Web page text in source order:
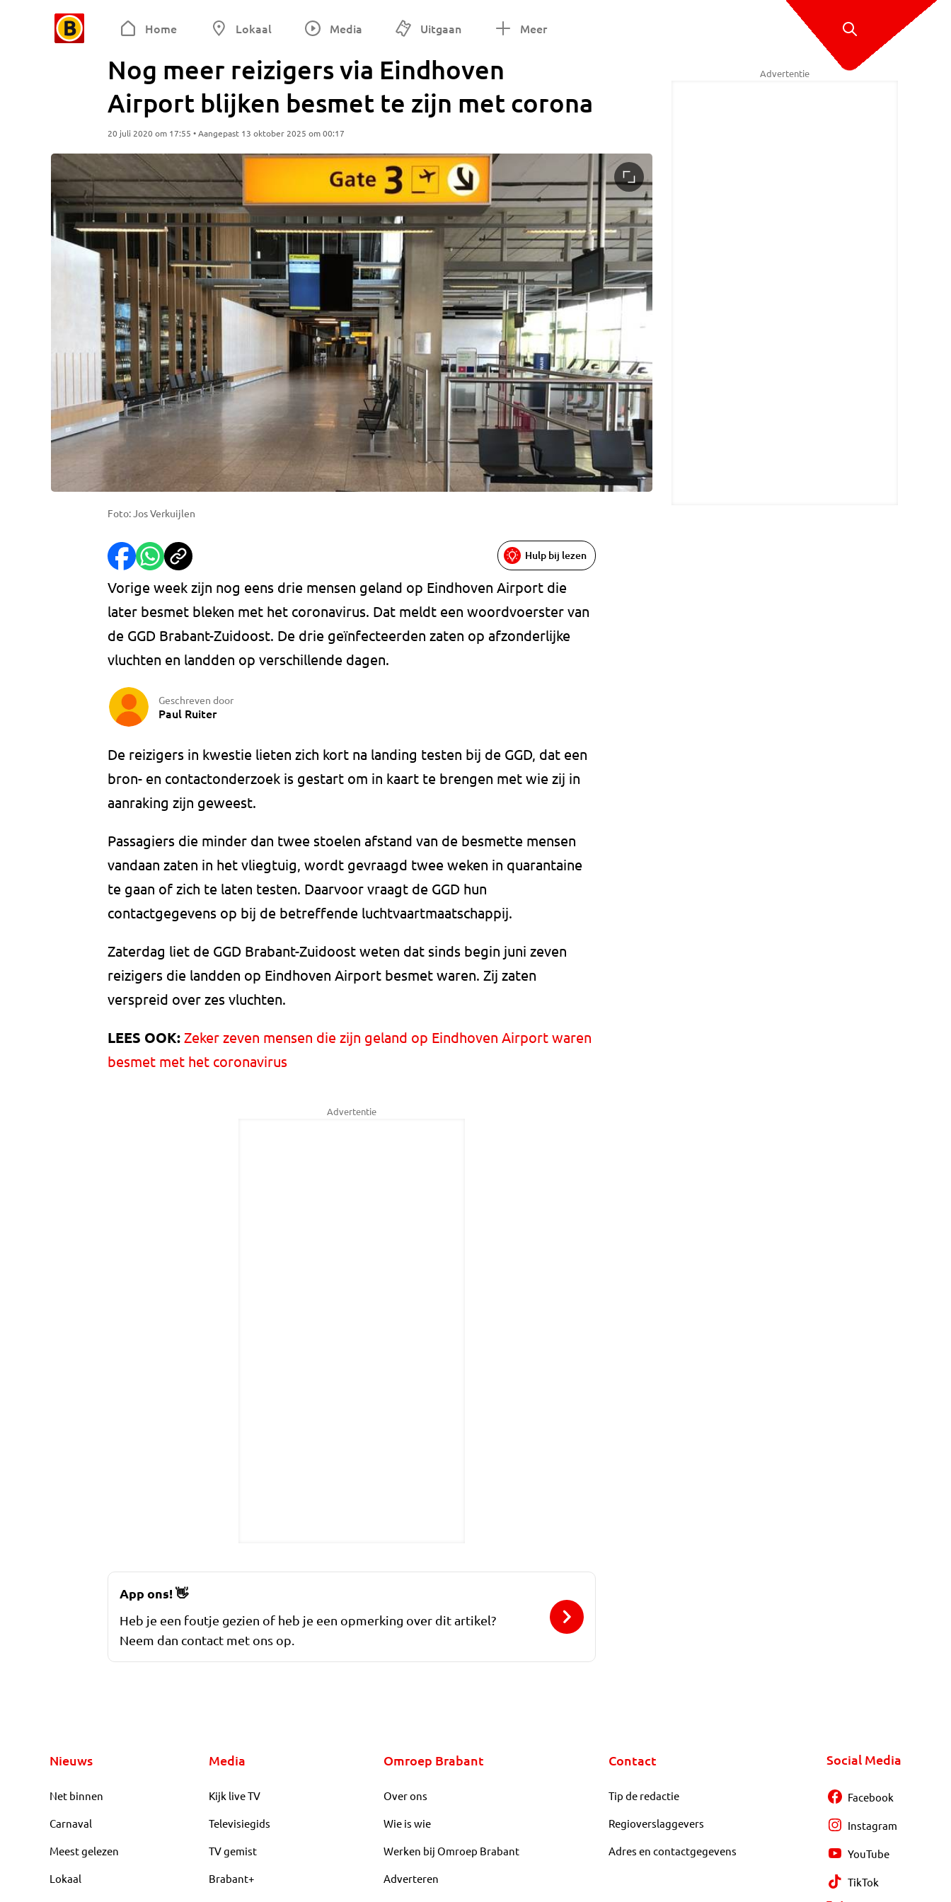
Home Lokaal Media Uitgaan Meer
Nog meer reizigers via Eindhoven
Airport blijken besmet te zijn met corona
20 juli 2020 om 17:55 • Aangepast 13 oktober 2025 om 00:17
Foto: Jos Verkuijlen
Hulp bij lezen
Vorige week zijn nog eens drie mensen geland op Eindhoven Airport die
later besmet bleken met het coronavirus. Dat meldt een woordvoerster van
de GGD Brabant-Zuidoost. De drie geïnfecteerden zaten op afzonderlijke
vluchten en landden op verschillende dagen.
Geschreven door
Paul Ruiter
De reizigers in kwestie lieten zich kort na landing testen bij de GGD, dat een
bron- en contactonderzoek is gestart om in kaart te brengen met wie zij in
aanraking zijn geweest.
Passagiers die minder dan twee stoelen afstand van de besmette mensen
vandaan zaten in het vliegtuig, wordt gevraagd twee weken in quarantaine
te gaan of zich te laten testen. Daarvoor vraagt de GGD hun
contactgegevens op bij de betreffende luchtvaartmaatschappij.
Zaterdag liet de GGD Brabant-Zuidoost weten dat sinds begin juni zeven
reizigers die landden op Eindhoven Airport besmet waren. Zij zaten
verspreid over zes vluchten.
LEES OOK: Zeker zeven mensen die zijn geland op Eindhoven Airport waren
besmet met het coronavirus
Advertentie
Advertentie
App ons!👋
Heb je een foutje gezien of heb je een opmerking over dit artikel?
Neem dan contact met ons op.
Nieuws
Net binnen
Carnaval
Meest gelezen
Lokaal
Media
Kijk live TV
Televisiegids
TV gemist
Brabant+
Omroep Brabant
Over ons
Wie is wie
Werken bij Omroep Brabant
Adverteren
Contact
Tip de redactie
Regioverslaggevers
Adres en contactgegevens
Social Media
Facebook
Instagram
YouTube
TikTok